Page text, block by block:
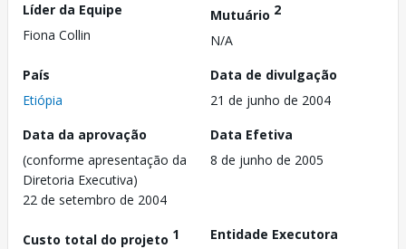
Líder da Equipe
Fiona Collin
Mutuário 2
N/A
País
Etiópia
Data de divulgação
21 de junho de 2004
Data da aprovação
(conforme apresentação da
Diretoria Executiva)
22 de setembro de 2004
Data Efetiva
8 de junho de 2005
Custo total do projeto 1
Entidade Executora